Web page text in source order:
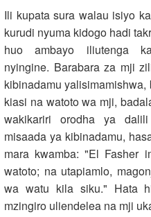
Ili kupata sura walau isiyo
kurudi nyuma kidogo hadi
huo ambayo
nyingine. Barabara za mji
kibinadamu
kiasi na watoto wa mji,
wakikariri orodha ya
misaada ya kibinadamu,
mara kwamba: "El Fasher
watoto; na utapiamlo,
wa watu kila siku." Hata
mzingiro uliendelea na mji